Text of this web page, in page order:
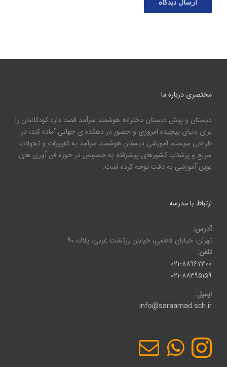
مختصری درباره ما
دبستان و پیش دبستان دخترانه هوشمند سرآمد قصد دارد کودکانمان را
برای دنیای پیچیده امروزی و حضور در دهکده ی جهانی آماده کند، در
طراحی سیستم آموزشی دبستان هوشمند سرآمد به تغییرات و تحولات
سریع و پرشتاب کشورهای پیشرفته به خصوص در حوزه فن آوری های
نوین آموزشی به دقت توجه کرده است.
ارتباط با مدرسه
آدرس:
تهران، خيابان فاطمی، خيابان زرتشت غربی، پلاك ۹۰
تلفن:
۰۲۱-۸۸۹۶۷۳۰۰
۰۲۱-۸۸۳۹۵۱۵۹
ایمیل:
info@saraamad.sch.ir